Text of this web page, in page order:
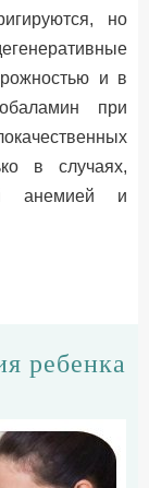
но
и в
при
в случаях,
анемией и
ребенка